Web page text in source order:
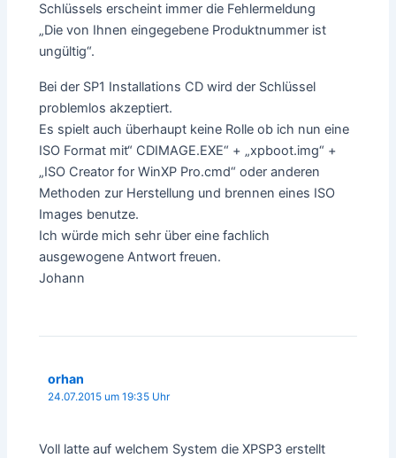
Schlüssels erscheint immer die Fehlermeldung
„Die von Ihnen eingegebene Produktnummer ist
ungültig“.
Bei der SP1 Installations CD wird der Schlüssel
problemlos akzeptiert.
Es spielt auch überhaupt keine Rolle ob ich nun eine
ISO Format mit“ CDIMAGE.EXE“ + „xpboot.img“ +
„ISO Creator for WinXP Pro.cmd“ oder anderen
Methoden zur Herstellung und brennen eines ISO
Images benutze.
Ich würde mich sehr über eine fachlich
ausgewogene Antwort freuen.
Johann
orhan
24.07.2015 um 19:35 Uhr
Voll latte auf welchem System die XPSP3 erstellt